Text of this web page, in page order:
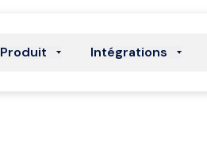
Produit Intégrations